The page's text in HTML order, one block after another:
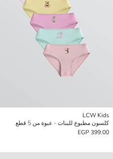
LCW Kids
كلسون مطبوع للبنات - عبوة من 5 قطع
399.00 EGP